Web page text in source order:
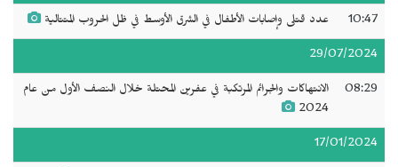
10:47 عدد قتلى وإصابات الأطفال في الشرق الأوسط في ظل الحروب المتتالية
29/07/2024
08:29
الانتهاكات والجرائم المرتكبة في عفرين المحتلة خلال النصف الأول من عام
2024
17/01/2024